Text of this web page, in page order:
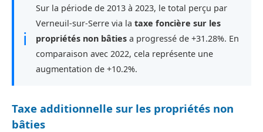
ℹ
Sur la période de 2013 à 2023, le total perçu par
Verneuil-sur-Serre via la taxe foncière sur les
propriétés non bâties a progressé de +31.28%. En
comparaison avec 2022, cela représente une
augmentation de +10.2%.
Taxe additionnelle sur les propriétés non
bâties